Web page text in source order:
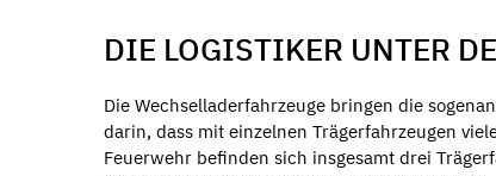
DIE LOGISTIKER UNTER
Die Wechselladerfahrzeuge bringen die
darin, dass mit einzelnen Trägerfahrzeugen
Feuerwehr befinden sich insgesamt drei